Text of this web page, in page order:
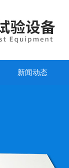
新闻动态